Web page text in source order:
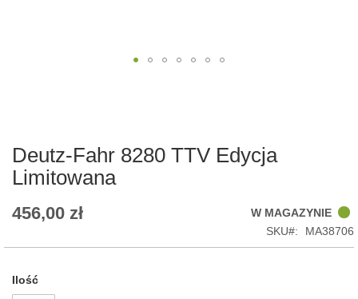
the
images
Deutz-Fahr 8280 TTV Edycja
Limitowana
456,00 zł
W MAGAZYNIE
SKU
MA38706
Ilość